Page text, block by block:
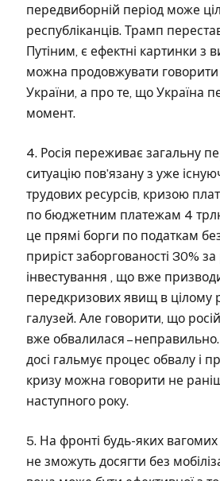
передвиборній період може
республіканців. Трамп
Путіним, є ефектні картинки з
можна продовжувати
України, а про те, що Україна
момент.
4. Росія переживає загальну
ситуацію повʼязану з уже
трудових ресурсів, кризою
по бюджетним платежам 4
це прямі борги по податкам
приріст заборгованості 30% за
інвестування , що вже
передкризових явищ в цілому
галузей. Але говорити, що
вже обвалилася – неправильно.
досі гальмує процес обвалу і
кризу можна говорити не
наступного року.
5. На фронті будь-яких
не зможуть досягти без